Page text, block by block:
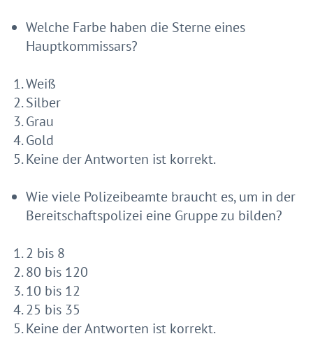
Welche Farbe haben die Sterne eines
Hauptkommissars?
Weiß
Silber
Grau
Gold
Keine der Antworten ist korrekt.
Wie viele Polizeibeamte braucht es, um in der
Bereitschaftspolizei eine Gruppe zu bilden?
2 bis 8
80 bis 120
10 bis 12
25 bis 35
Keine der Antworten ist korrekt.